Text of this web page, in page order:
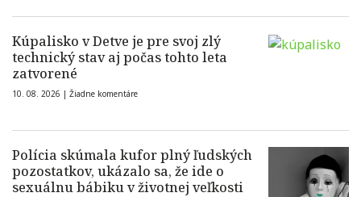
Kúpalisko v Detve je pre svoj zlý
technický stav aj počas tohto leta
zatvorené
10. 08. 2026 | Žiadne komentáre
Polícia skúmala kufor plný ľudských
pozostatkov, ukázalo sa, že ide o
sexuálnu bábiku v životnej veľkosti